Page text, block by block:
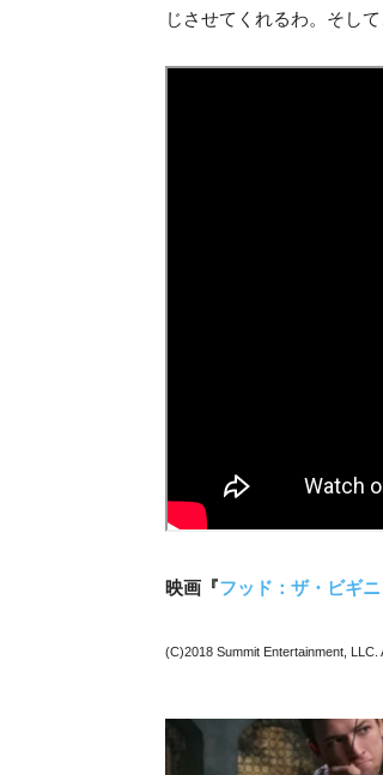
じさせてくれるわ。そし
映画『フッド：ザ・ビギ
(C)2018 Summit Entertainment, LLC.